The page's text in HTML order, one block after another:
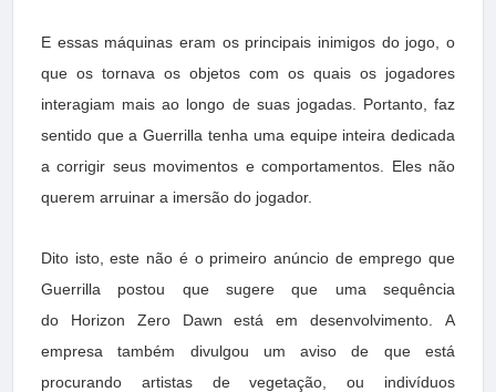
E essas máquinas eram os principais inimigos do jogo, o
que os tornava os objetos com os quais os jogadores
interagiam mais ao longo de suas jogadas. Portanto, faz
sentido que a Guerrilla tenha uma equipe inteira dedicada
a corrigir seus movimentos e comportamentos. Eles não
querem arruinar a imersão do jogador.
Dito isto, este não é o primeiro anúncio de emprego que
Guerrilla postou que sugere que uma sequência
do Horizon Zero Dawn está em desenvolvimento. A
empresa também divulgou um aviso de que está
procurando artistas de vegetação, ou indivíduos